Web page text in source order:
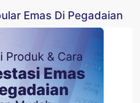
Emas Di Pegadaian